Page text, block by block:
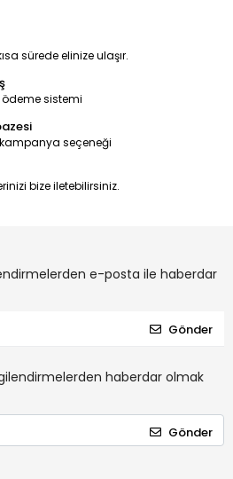
sürede elinize ulaşır.
sistemi
seçeneği
bize iletebilirsiniz.
e-posta ile haberdar
Gönder
haberdar olmak
Gönder